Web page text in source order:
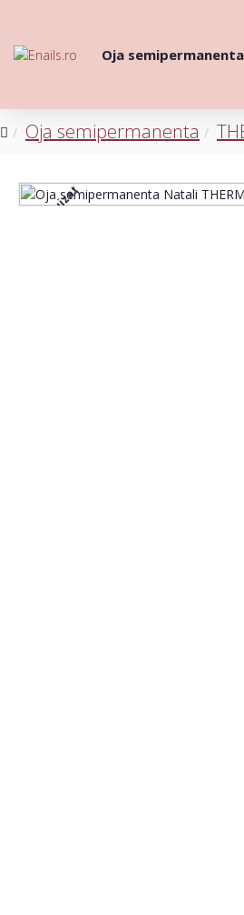
Oja semipermanenta
Oja semipermanenta
Stoc epuizat